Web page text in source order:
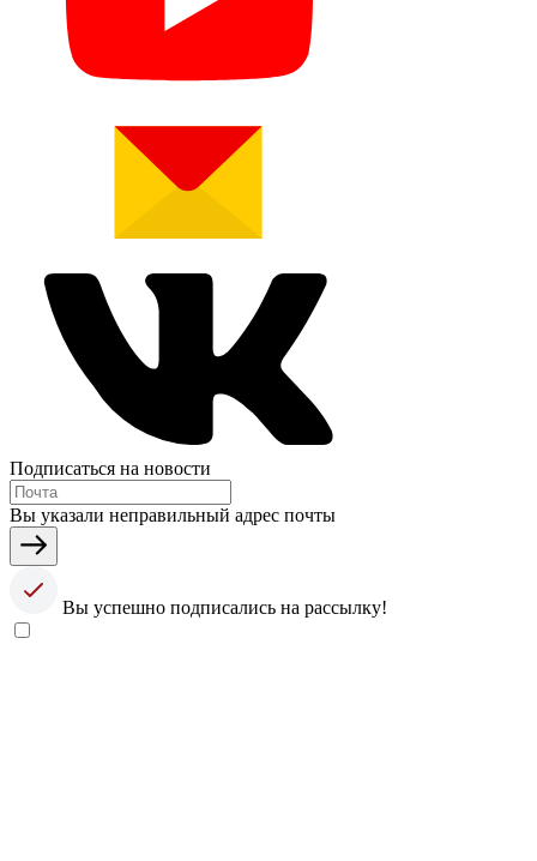
Подписаться на новости
Вы указали неправильный адрес почты
Вы успешно подписались на рассылку!